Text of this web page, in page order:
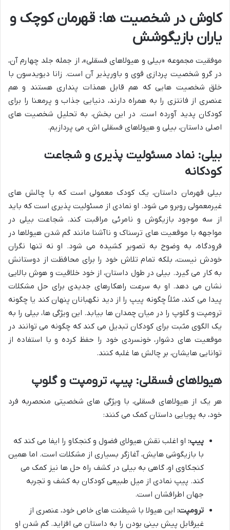
کاوش در شخصیت ها: قهرمان کوچک و
یاران بازیگوشش
موفقیت مجموعه «بیلی و هیولاهای فسقلی»، از جمله جلد چهارم آن،
در گرو شخصیت پردازی قوی و باورپذیر آن است. زانا دیویدسون با
خلق شخصیت هایی که هم قابل همذات پنداری هستند و هم
عنصری از فانتزی را به همراه دارند، دنیایی جذاب و پرمعنا را برای
کودکان پدید آورده است. در این بخش، به تحلیل شخصیت های
اصلی داستان، بیلی و هیولاهای فسقلی اش، می پردازیم.
بیلی: نماد مسئولیت پذیری و شجاعت
کودکانه
بیلی قهرمان داستان، یک کودک معمولی است که با چالش های
غیرمعمولی روبرو می شود. او نمادی از مسئولیت پذیری است که باید
از سه موجود بازیگوش و نامرئی مراقبت کند. شجاعت بیلی در
مواجهه با موقعیت های ترسناک و ناآشنا مانند گم شدن هیولاها در
فرودگاه، به وضوح به تصویر کشیده می شود. او نه تنها نگران
خودش نیست، بلکه تمام تلاش خود را برای محافظت از دوستانش
به کار می گیرد. بیلی در طول داستان، از خود خلاقیت و هوش بالایی
نشان می دهد. او به سرعت راهکارهای جدیدی برای حل مشکلات
پیدا می کند، مثلاً چگونه پیپ را از دید نگهبانان پنهان کند یا چگونه
ترومپت و گلوپ را در میان چمدان ها بیابد. این ویژگی ها، بیلی را به
یک الگوی مثبت برای کودکان تبدیل می کند که چگونه می توانند در
موقعیت های دشوار، خونسردی خود را حفظ کرده و با استفاده از
توانایی هایشان، بر چالش ها غلبه کنند.
هیولاهای فسقلی: پیپ، ترومپت و گلوپ
هر یک از هیولاهای فسقلی، با ویژگی های شخصیتی منحصربه فرد
خود، به پویایی داستان کمک می کنند:
پیپ: او اغلب نقش هیولای فضول و کنجکاو را ایفا می کند که
با بازیگوشی هایش، آغازگر بسیاری از مشکلات است. اما همین
کنجکاوی او، گاهی به بیلی در کشف راه حل ها نیز کمک می
کند. پیپ نمادی از میل طبیعی کودکان به کشف و تجربه
جهان اطرافشان است.
ترومپت: این هیولا با شیطنت های خاص خود، عنصری از
غیرقابل پیش بینی بودن را به داستان می افزاید. گم شدن او